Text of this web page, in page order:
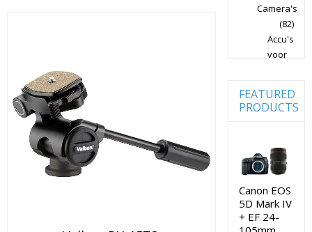
Cameralenzen
Fujifilm
Fujifilm
Fujifilm
Lenzen
Camera's
Godox
Flitsers
Camera's
(82)
Accu's
voor
(10)
(10)
Action
camera's
(18)
Action
camera's
FEATURED
PRODUCTS
Canon EOS
5D Mark IV
+ EF 24-